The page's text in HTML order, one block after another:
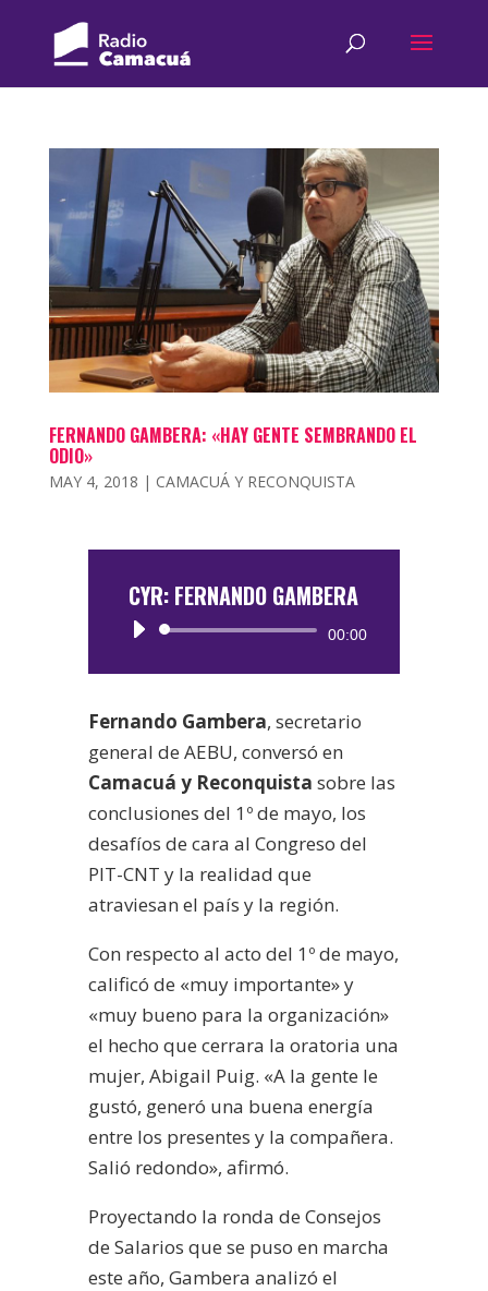
FERNANDO GAMBERA: «HAY GENTE SEMBRANDO EL
ODIO»
MAY 4, 2018 | CAMACUÁ Y RECONQUISTA
CYR: FERNANDO GAMBERA
Reproductor
00:00
Fernando Gambera, secretario
general de AEBU, conversó en
Camacuá y Reconquista sobre las
conclusiones del 1º de mayo, los
desafíos de cara al Congreso del
PIT-CNT y la realidad que
atraviesan el país y la región.
Con respecto al acto del 1º de mayo,
calificó de «muy importante» y
«muy bueno para la organización»
el hecho que cerrara la oratoria una
mujer, Abigail Puig. «A la gente le
gustó, generó una buena energía
entre los presentes y la compañera.
Salió redondo», afirmó.
Proyectando la ronda de Consejos
de Salarios que se puso en marcha
este año, Gambera analizó el